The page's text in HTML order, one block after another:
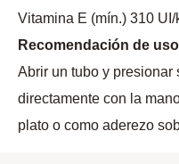
Vitamina E (mín.) 310 UI/
Recomendación de
Abrir un tubo y presionar
directamente con la
plato o como aderezo